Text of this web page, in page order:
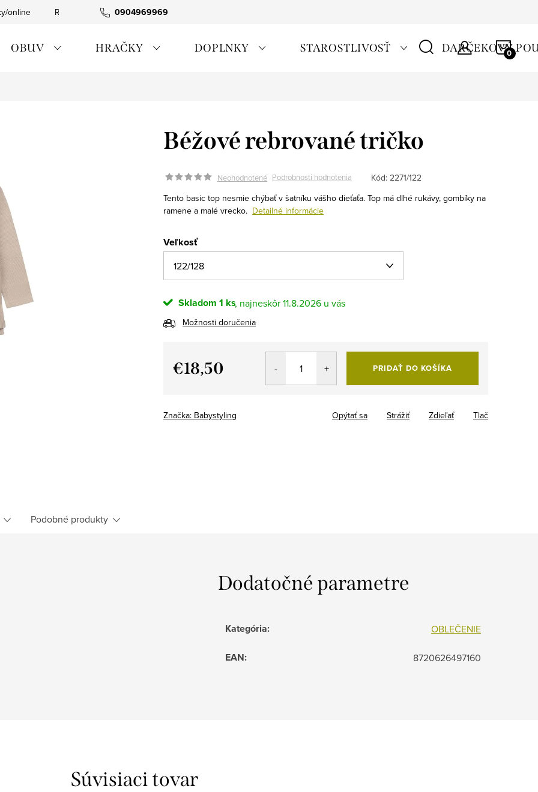
0904969969
online Rýchla expedícia Tovar skladom
OBUV HRAČKY DOPLNKY STAROSTLIVOSŤ DARČEKOVÝ
Béžové rebrované tričko
Neohodnotené Podrobnosti hodnotenia Kód: 2271/122
Tento basic top nesmie chýbať v šatníku vášho dieťaťa. Top má dlhé rukávy, gombíky na
ramene a malé vrecko. Detailné informácie
Veľkosť
Skladom 1 ks 11.8.2026
Možnosti doručenia
€18,50 PRIDAŤ DO KOŠÍKA
Značka: Babystyling Tlač
Opýtať sa Strážiť Zdieľať
Podobné produkty
Dodatočné parametre
Kategória: OBLEČENIE
EAN: 8720626497160
Súvisiaci tovar